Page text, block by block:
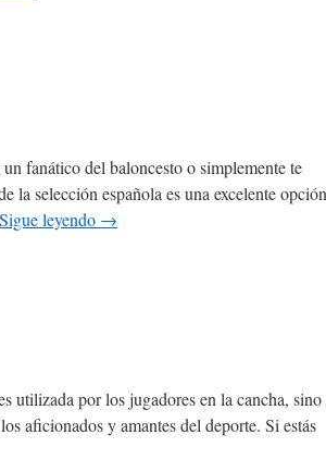
un fanático del baloncesto o simplemente te
la selección española es una excelente opción
Sigue leyendo →
utilizada por los jugadores en la cancha, sino
aficionados y amantes del deporte. Si estás